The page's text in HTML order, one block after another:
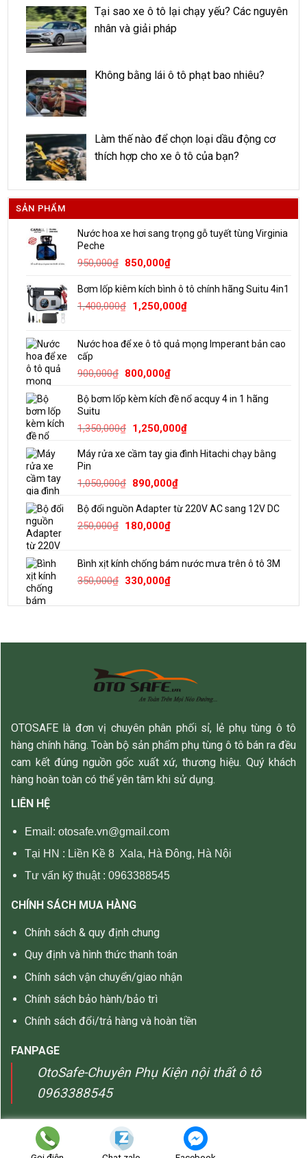
Tại sao xe ô tô lại chạy yếu? Các nguyên
nhân và giải pháp
Không bằng lái ô tô phạt bao nhiêu?
Làm thế nào để chọn loại dầu động cơ
thích hợp cho xe ô tô của bạn?
SẢN PHẨM
Nước hoa xe hơi sang trọng gỗ tuyết tùng Virginia
Peche
950,000₫ Giá
là:
950,000₫.
850,000₫Giá
tại
là:
Bơm lốp kiêm kích bình ô tô chính hãng Suitu 4in1
1,400,000₫ Giá
1,400,000₫.
1,250,000₫Giá
là:
Nước hoa để xe ô tô quả mọng Imperant bản cao
cấp
900,000₫ Giá
là:
800,000₫Giá
tại
800,000₫.
Bộ bơm lốp kèm kích đề nổ acquy 4 in 1 hãng
Suitu
1,350,000₫ Giá
là:
1,250,000₫Giá
tại
Máy rửa xe cầm tay gia đình Hitachi chạy bằng
Pin
1,050,000₫ Giá
là:
1,050,000₫.
890,000₫Giá
tại
Bộ đổi nguồn Adapter từ 220V AC sang 12V DC
250,000₫ Giá
250,000₫.
180,000₫Giá
là:
180,000₫.
Bình xịt kính chống bám nước mưa trên ô tô 3M
350,000₫ Giá
là:
330,000₫Giá
tại
OTOSAFE là đơn vị chuyên phân phối sỉ, lẻ phụ tùng ô tô
hàng chính hãng. Toàn bộ sản phẩm phụ tùng ô tô bán ra đều
cam kết đúng nguồn gốc xuất xứ, thương hiệu. Quý khách
hàng hoàn toàn có thể yên tâm khi sử dụng.
LIÊN HỆ
Email: otosafe.vn@gmail.com
Tại HN : Liền Kề 8 Xala, Hà Đông, Hà Nội
Tư vấn kỹ thuật : 0963388545
CHÍNH SÁCH MUA HÀNG
Chính sách & quy định chung
Quy định và hình thức thanh toán
Chính sách vận chuyển/giao nhận
Chính sách bảo hành/bảo trì
Chính sách đổi/trả hàng và hoàn tiền
FANPAGE
OtoSafe-Chuyên Phụ Kiện nội thất ô tô
0963388545
Copyright 2026 © OTOSAFE